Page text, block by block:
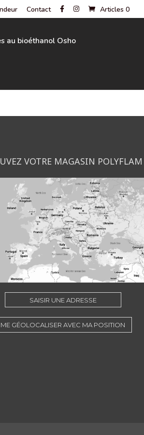
Contact Articles 0
au bioéthanol Osho
VOTRE MAGASIN POLYFLAM
SAISIR UNE ADRESSE
ME GÉOLOCALISER AVEC MA POSITION